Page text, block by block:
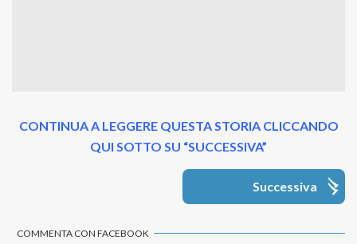
CONTINUA A LEGGERE QUESTA STORIA CLICCANDO
QUI SOTTO SU “SUCCESSIVA”
Successiva
COMMENTA CON FACEBOOK